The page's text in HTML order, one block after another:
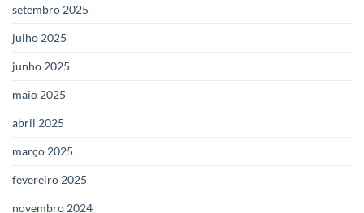
setembro 2025
julho 2025
junho 2025
maio 2025
abril 2025
março 2025
fevereiro 2025
novembro 2024